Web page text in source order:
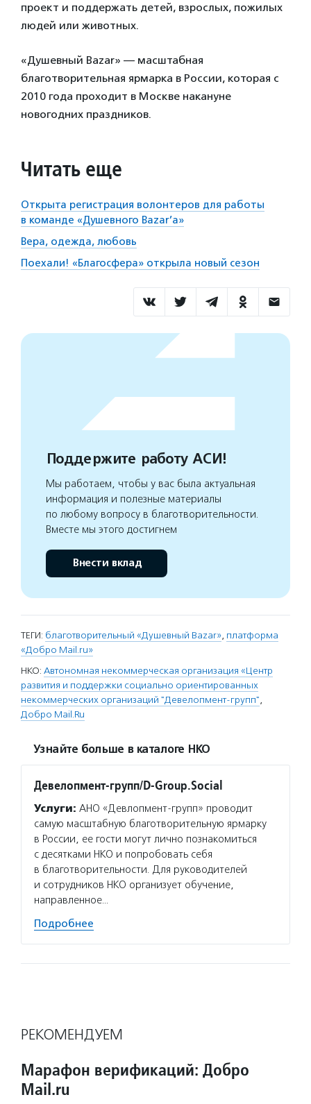
проект и поддержать детей, взрослых, пожилых
людей или животных.
«Душевный Ваzar» — масштабная
благотворительная ярмарка в России, которая с
2010 года проходит в Москве накануне
новогодних праздников.
Читать еще
Открыта регистрация волонтеров для работы
в команде «Душевного Bazar’a»
Вера, одежда, любовь
Поехали! «Благосфера» открыла новый сезон
Поддержите работу АСИ!
Мы работаем, чтобы у вас была актуальная
информация и полезные материалы
по любому вопросу в благотворительности.
Вместе мы этого достигнем
Внести вклад
ТЕГИ: благотворительный «Душевный Bazar», платформа
«Добро Mail.ru»
НКО: Автономная некоммерческая организация «Центр
развития и поддержки социально ориентированных
некоммерческих организаций "Девелопмент-групп",
Добро Mail.Ru
Узнайте больше в каталоге НКО
Девелопмент-групп/D-Group.Social
Услуги: АНО «Девлопмент-групп» проводит
самую масштабную благотворительную ярмарку
в России, ее гости могут лично познакомиться
с десятками НКО и попробовать себя
в благотворительности. Для руководителей
и сотрудников НКО организует обучение,
направленное…
Подробнее
РЕКОМЕНДУЕМ
Марафон верификаций: Добро
Mail.ru